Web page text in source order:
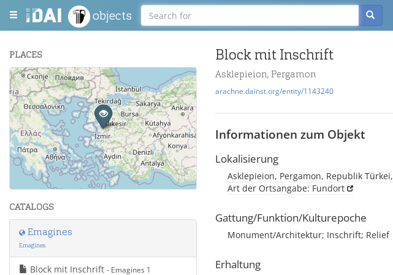
objects
PLACES
+
−
Leaflet | Maps and Data ©OpenStreetMap.
CATALOGS
Emagines
Emagines
Block mit Inschrift - Emagines 1
Block mit Inschrift
Asklepieion, Pergamon
arachne.dainst.org/entity/1143240
Informationen zum Objekt
Lokalisierung
Asklepieion, Pergamon, Republik Türkei,
Art der Ortsangabe: Fundort
Gattung/Funktion/Kulturepoche
Monument/Architektur; Inschrift; Relief
Erhaltung